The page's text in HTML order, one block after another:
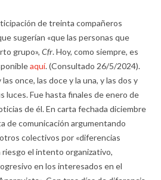
de treinta compañeros
sugerían «que las personas que
grupo», Cfr. Hoy, como siempre, es
aquí. (Consultado 26/5/2024).
once, las doce y la una, y las dos y
luces. Fue hasta finales de enero de
de él. En carta fechada diciembre
de comunicación argumentando
colectivos por «diferencias
el intento organizativo,
en los interesados en el